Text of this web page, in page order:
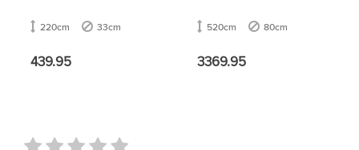
220cm 33cm
439.95
520cm 80cm
3369.95